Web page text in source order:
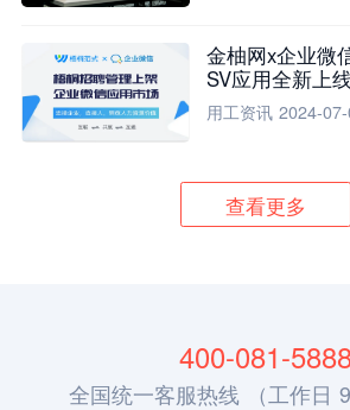
金柚网x企业微
SV应用全新上
流程全面升级
用工资讯 2024-
查看更多
400-081-
全国统一客服热线 （工作日